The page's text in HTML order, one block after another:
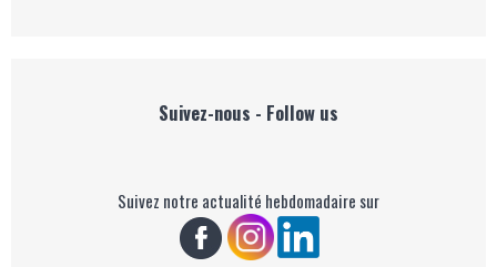
Suivez-nous - Follow us
Suivez notre actualité hebdomadaire sur